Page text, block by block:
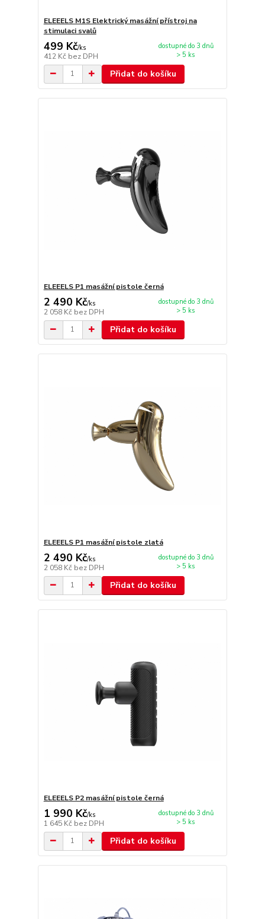
ELEEELS M1S Elektrický masážní přístroj na
stimulaci svalů
499 Kč/ks
412 Kč bez DPH
dostupné do 3 dnů
> 5 ks
Přidat do košíku
ELEEELS P1 masážní pistole černá
2 490 Kč/ks
2 058 Kč bez DPH
dostupné do 3 dnů
> 5 ks
Přidat do košíku
ELEEELS P1 masážní pistole zlatá
2 490 Kč/ks
2 058 Kč bez DPH
dostupné do 3 dnů
> 5 ks
Přidat do košíku
ELEEELS P2 masážní pistole černá
1 990 Kč/ks
1 645 Kč bez DPH
dostupné do 3 dnů
> 5 ks
Přidat do košíku